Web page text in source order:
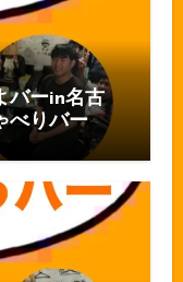
バーin名古
べりバー